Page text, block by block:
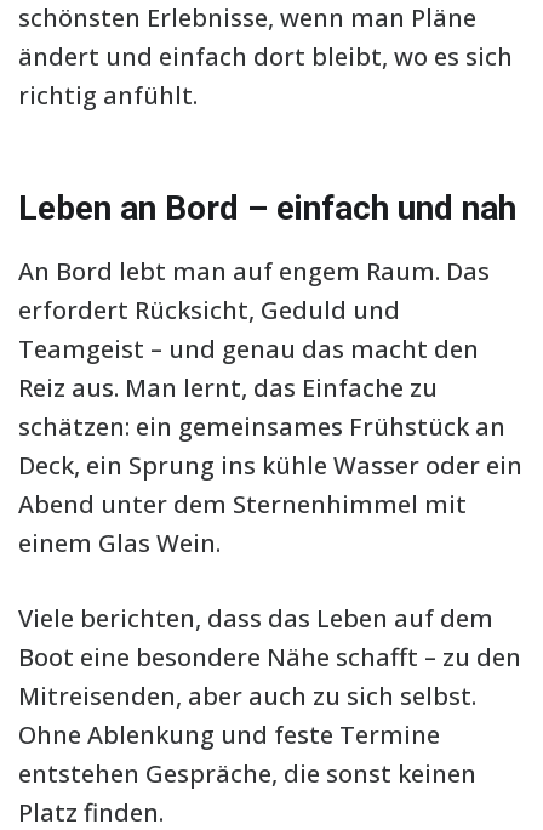
schönsten Erlebnisse, wenn man Pläne
ändert und einfach dort bleibt, wo es sich
richtig anfühlt.
Leben an Bord – einfach und nah
An Bord lebt man auf engem Raum. Das
erfordert Rücksicht, Geduld und
Teamgeist – und genau das macht den
Reiz aus. Man lernt, das Einfache zu
schätzen: ein gemeinsames Frühstück an
Deck, ein Sprung ins kühle Wasser oder ein
Abend unter dem Sternenhimmel mit
einem Glas Wein.
Viele berichten, dass das Leben auf dem
Boot eine besondere Nähe schafft – zu den
Mitreisenden, aber auch zu sich selbst.
Ohne Ablenkung und feste Termine
entstehen Gespräche, die sonst keinen
Platz finden.